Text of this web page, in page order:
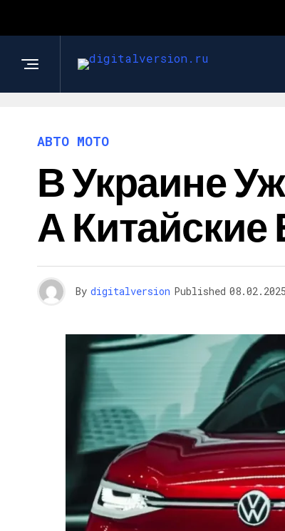
АВТО МОТО
В Украине
А Китайские
By digitalversion Published 08.02.2025